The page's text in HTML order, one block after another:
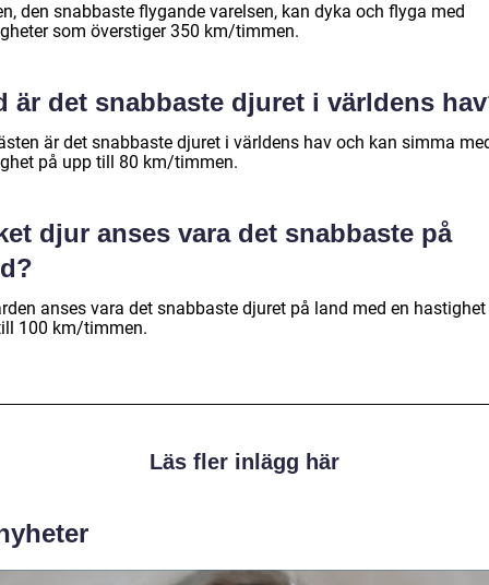
den snabbaste flygande varelsen, kan dyka och flyga med
som överstiger 350 km/timmen.
är det snabbaste djuret i världens
är det snabbaste djuret i världens hav och kan simma
på upp till 80 km/timmen.
djur anses vara det snabbaste på
anses vara det snabbaste djuret på land med en
100 km/timmen.
Läs fler inlägg här